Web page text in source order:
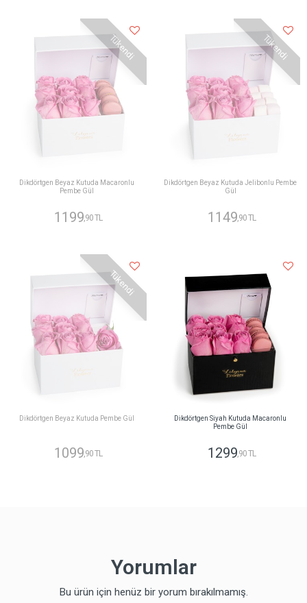
Tükendi
Dikdörtgen Beyaz Kutuda Macaronlu
Pembe Gül
1199,90 TL
Tükendi
Dikdörtgen Beyaz Kutuda Jelibonlu Pembe
Gül
1149,90 TL
Tükendi
Dikdörtgen Beyaz Kutuda Pembe Gül
1099,90 TL
Dikdörtgen Siyah Kutuda Macaronlu
Pembe Gül
1299,90 TL
Yorumlar
Bu ürün için henüz bir yorum bırakılmamış.